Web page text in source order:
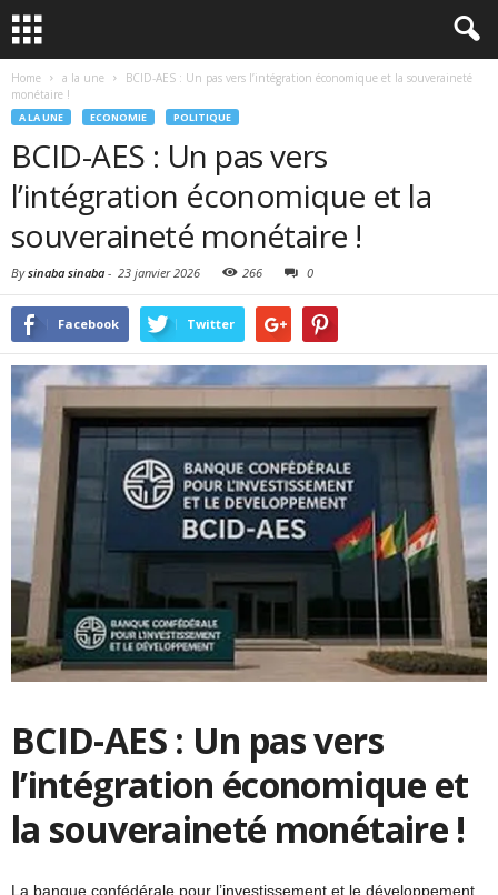
Home a la une
BCID-AES : Un pas vers l’intégration économique et la souveraineté
monétaire !
A LA UNE ECONOMIE POLITIQUE
BCID-AES : Un pas vers
l’intégration économique et la
souveraineté monétaire !
Bysinaba sinaba - 23 janvier 2026 266 0
Facebook Twitter
BCID-AES : Un pas vers
l’intégration économique et
la souveraineté monétaire !
La banque confédérale pour l’investissement et le développement